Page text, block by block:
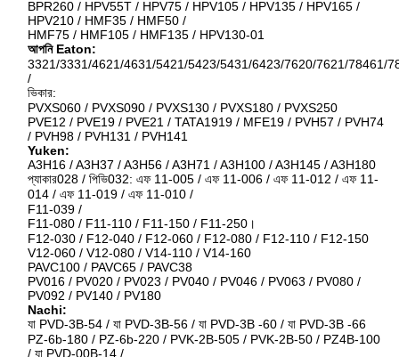
BPR260 / HPV55T / HPV75 / HPV105 / HPV135 / HPV165 /
HPV210 / HMF35 / HMF50 /
HMF75 / HMF105 / HMF135 / HPV130-01
আপনি Eaton:
3321/3331/4621/4631/5421/5423/5431/6423/7620/7621/78461/
/
ভিকার:
PVXS060 / PVXS090 / PVXS130 / PVXS180 / PVXS250
PVE12 / PVE19 / PVE21 / TATA1919 / MFE19 / PVH57 / PVH74
/ PVH98 / PVH131 / PVH141
Yuken:
A3H16 / A3H37 / A3H56 / A3H71 / A3H100 / A3H145 / A3H180
প্যাকার028 / পিভি032: এফ 11-005 / এফ 11-006 / এফ 11-012 / এফ 11-
014 / এফ 11-019 / এফ 11-010 /
F11-039 /
F11-080 / F11-110 / F11-150 / F11-250।
F12-030 / F12-040 / F12-060 / F12-080 / F12-110 / F12-150
V12-060 / V12-080 / V14-110 / V14-160
PAVC100 / PAVC65 / PAVC38
PV016 / PV020 / PV023 / PV040 / PV046 / PV063 / PV080 /
PV092 / PV140 / PV180
Nachi:
যা PVD-3B-54 / যা PVD-3B-56 / যা PVD-3B -60 / যা PVD-3B -66
PZ-6b-180 / PZ-6b-220 / PVK-2B-505 / PVK-2B-50 / PZ4B-100
/ যা PVD-00B-14 /